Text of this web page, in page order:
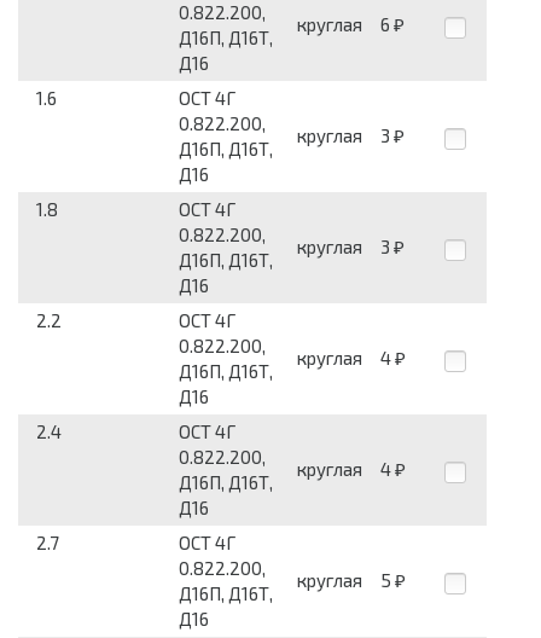
0.822.200,
Д16П, Д16Т,
Д16
круглая 6 ₽
1.6
ОСТ 4Г
0.822.200,
Д16П, Д16Т,
Д16
круглая 3 ₽
1.8
ОСТ 4Г
0.822.200,
Д16П, Д16Т,
Д16
круглая 3 ₽
2.2
ОСТ 4Г
0.822.200,
Д16П, Д16Т,
Д16
круглая 4 ₽
2.4
ОСТ 4Г
0.822.200,
Д16П, Д16Т,
Д16
круглая 4 ₽
2.7
ОСТ 4Г
0.822.200,
Д16П, Д16Т,
Д16
круглая 5 ₽